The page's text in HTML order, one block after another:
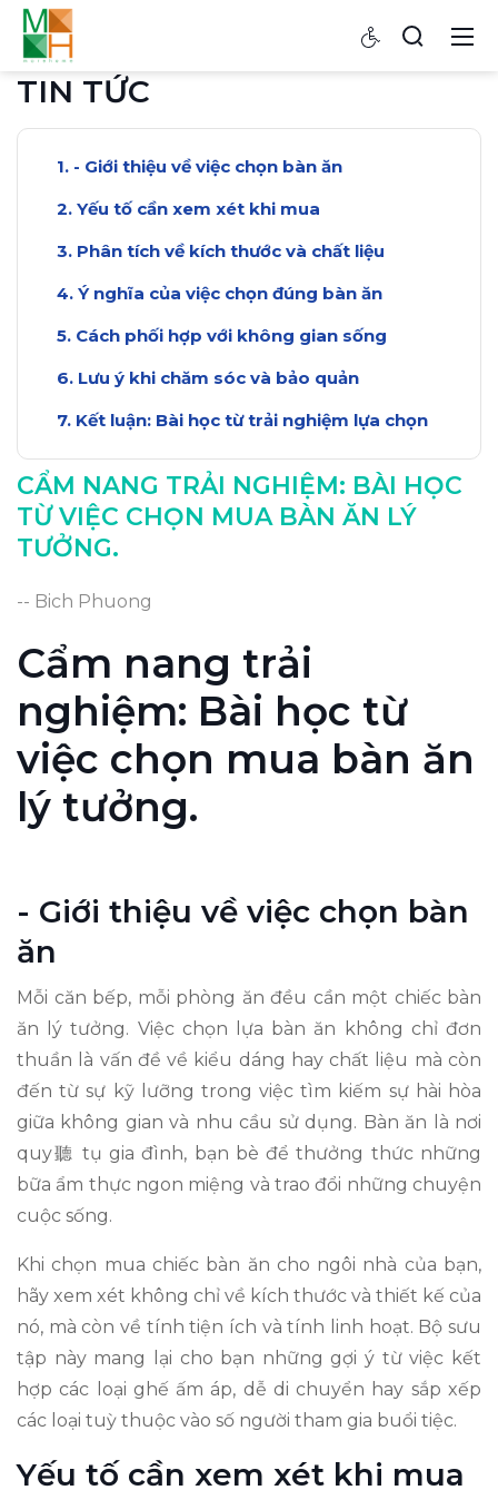
TIN TỨC
- Giới thiệu về việc chọn bàn ăn
Yếu tố cần xem xét khi mua
Phân tích về kích thước và chất liệu
Ý nghĩa của việc chọn đúng bàn ăn
Cách phối hợp với không gian sống
Lưu ý khi chăm sóc và bảo quản
Kết luận: Bài học từ trải nghiệm lựa chọn
CẨM NANG TRẢI NGHIỆM: BÀI HỌC
TỪ VIỆC CHỌN MUA BÀN ĂN LÝ
TƯỞNG.
-- Bich Phuong
Cẩm nang trải
nghiệm: Bài học từ
việc chọn mua bàn ăn
lý tưởng.
- Giới thiệu về việc chọn bàn
ăn
Mỗi căn bếp, mỗi phòng ăn đều cần một chiếc bàn
ăn lý tưởng. Việc chọn lựa bàn ăn không chỉ đơn
thuần là vấn đề về kiểu dáng hay chất liệu mà còn
đến từ sự kỹ lưỡng trong việc tìm kiếm sự hài hòa
giữa không gian và nhu cầu sử dụng. Bàn ăn là nơi
quy聽 tụ gia đình, bạn bè để thưởng thức những
bữa ẩm thực ngon miệng và trao đổi những chuyện
cuộc sống.
Khi chọn mua chiếc bàn ăn cho ngôi nhà của bạn,
hãy xem xét không chỉ về kích thước và thiết kế của
nó, mà còn về tính tiện ích và tính linh hoạt. Bộ sưu
tập này mang lại cho bạn những gợi ý từ việc kết
hợp các loại ghế ấm áp, dễ di chuyển hay sắp xếp
các loại tuỳ thuộc vào số người tham gia buổi tiệc.
Yếu tố cần xem xét khi mua